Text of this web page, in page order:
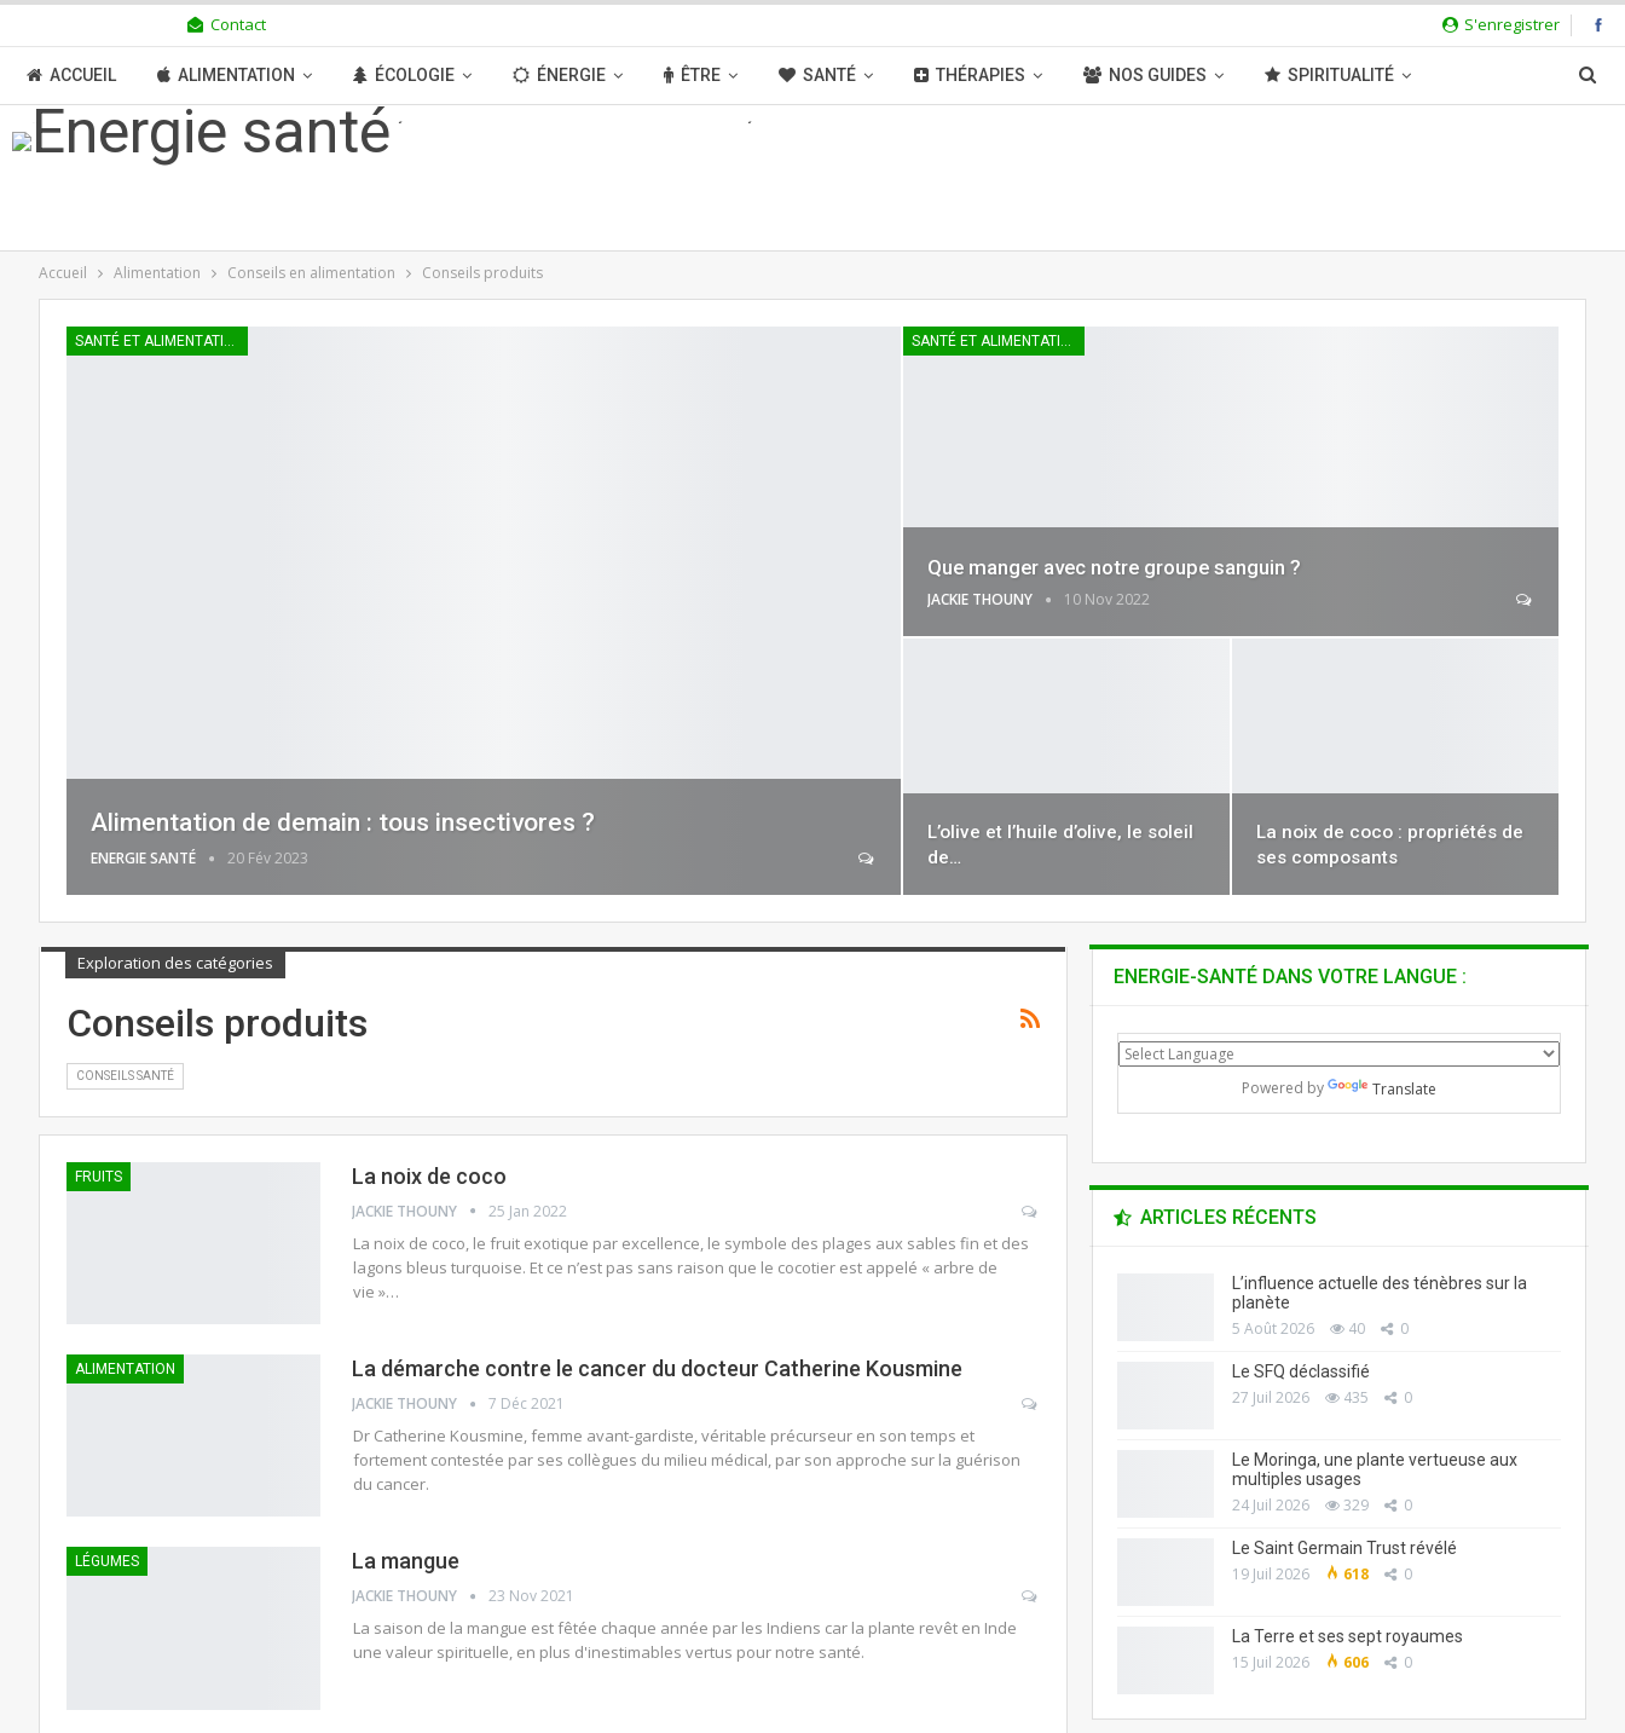
S'enregistrer
Contact
ACCUEIL ALIMENTATION ÉCOLOGIE ÉNERGIE ÊTRE SANTÉ THÉRAPIES NOS GUIDES SPIRITUALITÉ
TRANSITION BOUTIQUE MÉDIAS
Accueil Alimentation Conseils en alimentation Conseils produits
SANTÉ ET ALIMENTATION
Alimentation de demain : tous insectivores ?
ENERGIE SANTÉ 20 Fév 2023
SANTÉ ET ALIMENTATION
Que manger avec notre groupe sanguin ?
JACKIE THOUNY 10 Nov 2022
L’olive et l’huile d’olive, le soleil
de…
La noix de coco : propriétés de
ses composants
Exploration des catégories
Conseils produits
CONSEILS SANTÉ
FRUITS La noix de coco
JACKIE THOUNY 25 Jan 2022
La noix de coco, le fruit exotique par excellence, le symbole des plages aux sables fin et des
lagons bleus turquoise. Et ce n’est pas sans raison que le cocotier est appelé « arbre de
vie »…
ALIMENTATION La démarche contre le cancer du docteur Catherine Kousmine
JACKIE THOUNY 7 Déc 2021
Dr Catherine Kousmine, femme avant-gardiste, véritable précurseur en son temps et
fortement contestée par ses collègues du milieu médical, par son approche sur la guérison
du cancer.
LÉGUMES La mangue
JACKIE THOUNY 23 Nov 2021
La saison de la mangue est fêtée chaque année par les Indiens car la plante revêt en Inde
une valeur spirituelle, en plus d'inestimables vertus pour notre santé.
ENERGIE-SANTÉ DANS VOTRE LANGUE :
Powered by Translate
ARTICLES RÉCENTS
L’influence actuelle des ténèbres sur la
planète
5 Août 2026 40 0
Le SFQ déclassifié
27 Juil 2026 435 0
Le Moringa, une plante vertueuse aux
multiples usages
24 Juil 2026 329 0
Le Saint Germain Trust révélé
19 Juil 2026 618 0
La Terre et ses sept royaumes
15 Juil 2026 606 0